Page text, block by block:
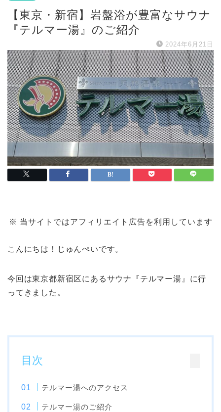
【東京・新宿】岩盤浴が豊富なサウナ
『テルマー湯』のご紹介
2024年6月21日
※ 当サイトではアフィリエイト広告を利用しています
こんにちは！じゅんぺいです。
今回は東京都新宿区にあるサウナ『テルマー湯』に行
ってきました。
目次
テルマー湯へのアクセス
テルマー湯のご紹介